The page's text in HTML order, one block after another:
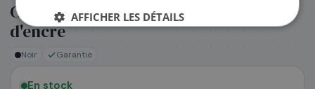
Canon 5283C001/PFI-2300O - Cartouche
d'encre
Noir Garantie
En stock
SOCIÉTÉAFFICHER LES DÉTAILS